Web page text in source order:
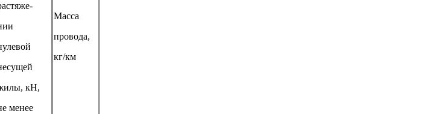
кН,
менее
Масса
провода,
кг/км